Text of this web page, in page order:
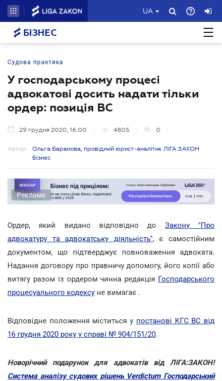
UA
БІЗНЕС
Судова практика
У господарському процесі
адвокатові досить надати тільки
ордер: позиція ВС
29 грудня 2020, 16:00 4805 0
Автор:
Ольга Баранова, провідний юрист-аналітик ЛІГА:ЗАКОН
Бізнес
Реклама
Ордер, який видано відповідно до Закону "Про
адвокатуру та адвокатську діяльність", є самостійним
документом, що підтверджує повноваження адвоката.
Надання договору про правничу допомогу, його копії або
витягу разом із ордером чинна редакція Господарського
процесуального кодексу не вимагає .
Відповідне положення міститься у постанові КГС ВС від
16 грудня 2020 року у справі № 904/151/20.
Новорічний подарунок для адвокатів від ЛІГА:ЗАКОН!
Система аналізу судових рішень Verdictum Господарський